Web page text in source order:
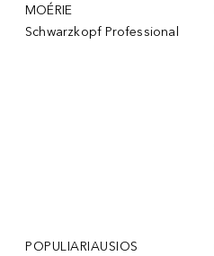
MOÉRIE
Schwarzkopf Professional
POPULIARIAUSIOS